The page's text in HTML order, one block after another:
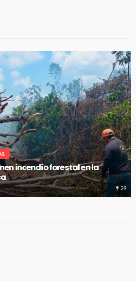
y forma la construcción de
en Cancún
ago